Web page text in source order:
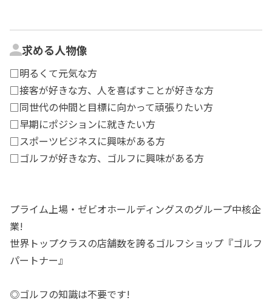
求める人物像
□明るくて元気な方
□接客が好きな方、人を喜ばすことが好きな方
□同世代の仲間と目標に向かって頑張りたい方
□早期にポジションに就きたい方
□スポーツビジネスに興味がある方
□ゴルフが好きな方、ゴルフに興味がある方
プライム上場・ゼビオホールディングスのグループ中核企
業!
世界トップクラスの店舗数を誇るゴルフショップ『ゴルフ
パートナー』
◎ゴルフの知識は不要です!